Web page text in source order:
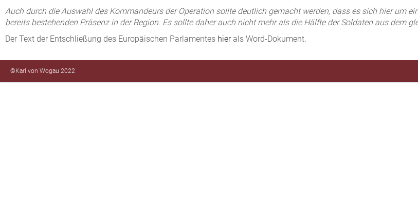
Auch durch die Auswahl des Kommandeurs der Operation sollte deutlich gemacht werden, dass es sich hier um
bereits bestehenden Präsenz in der Region. Es sollte daher auch nicht mehr als die Hälfte der Soldaten aus dem
Der Text der Entschließung des Europäischen Parlamentes hierals Word-Dokument.
©Karl von Wogau 2022